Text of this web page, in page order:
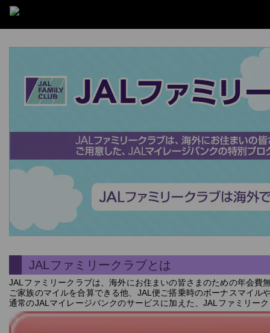
JALファミリークラブとは
JALファミリークラブは、海外にお住まいの皆さまのための年会費
ご家族のマイルを合算できる他、JAL便ご搭乗時のボーナスマイル
通常のJALマイレージバンクのサービスに加えた、JALファミリー